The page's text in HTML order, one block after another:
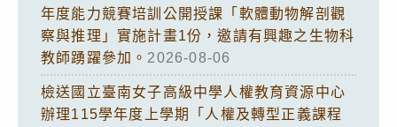
年度能力競賽培訓公開授課「軟體動物解剖觀
察與推理」實施計畫1份，邀請有興趣之生物科
教師踴躍參加。 2026-08-06
檢送國立臺南女子高級中學人權教育資源中心
辦理115學年度上學期「人權及轉型正義課程